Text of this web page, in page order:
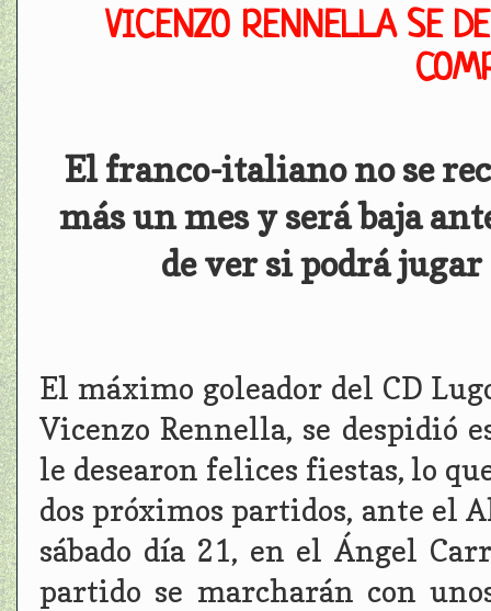
VICENZO RENNELLA SE
El franco-italiano no se
más un mes y será baja
de ver si podrá
El máximo goleador del CD
Vicenzo Rennella, se despidió
le desearon felices fiestas, lo
dos próximos partidos, ante el
sábado día 21, en el Ángel
partido se marcharán con